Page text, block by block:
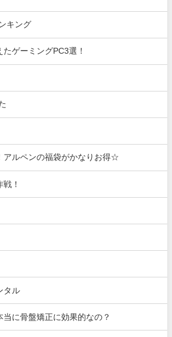
キング
ゲーミングPC3選！
アルペンの福袋がかなりお得☆
！
タル
当に骨盤矯正に効果的なの？